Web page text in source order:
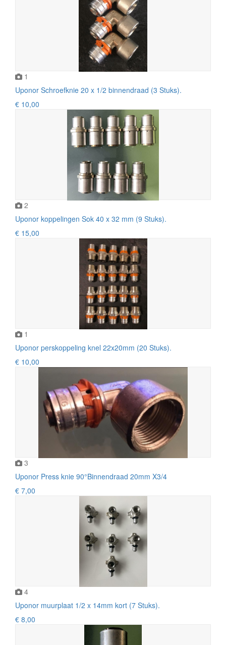
1
Uponor Schroefknie 20 x 1/2 binnendraad (3 Stuks).
€ 10,00
2
Uponor koppelingen Sok 40 x 32 mm (9 Stuks).
€ 15,00
1
Uponor perskoppeling knel 22x20mm (20 Stuks).
€ 10,00
3
Uponor Press knie 90°Binnendraad 20mm X3/4
€ 7,00
4
Uponor muurplaat 1/2 x 14mm kort (7 Stuks).
€ 8,00